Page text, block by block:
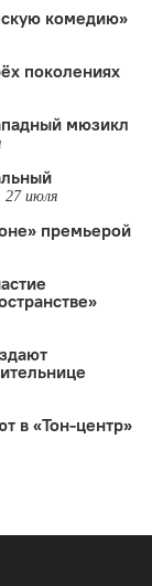
комедию»
поколениях
мюзикл
27 июля
премьерой
в «Тон-центр»